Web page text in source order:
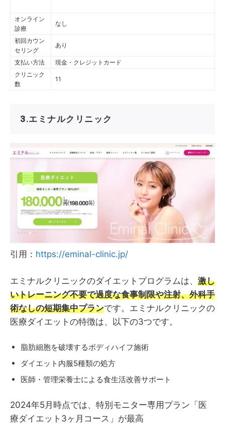
オンライン
診療
なし
初回カウン
セリング
あり
支払い方法
現金・クレジットカード
クリニック
数
11
3.エミナルクリニック
引用： https://eminal-clinic.jp/
エミナルクリニックのダイエットプログラムは、 激し
いトレーニング不要で過度な食事制限や注射、外科手
術なしの短期集中プランです。エミナルクリニックの
医療ダイエットの特徴は、以下の3つです。
脂肪細胞を破壊するボディハイフ施術
ダイエット内服5種類の処方
医師・管理栄養士による食生活改善サポート
2024年5月時点では、特別モニター専用プラン「医
療ダイエット3ヶ月コース」が最高